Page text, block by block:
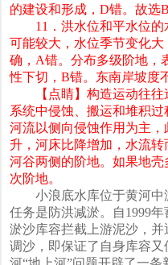
的建设和形成，D错。故选B
11．洪水位和平水位的
可能较大，水位季节变化
确，A错。分布多级阶地，
性下切，B错。东南岸坡度
【点睛】构造运动往往
系统中侵蚀、搬运和堆积过
河流以侧向侵蚀作用为主
升，河床比降增加，水流
河谷两侧的阶地。如果地
次阶地。
小浪底水库位于黄河中
任务是防洪减淤。自1999
淤沙库容拦截上游泥沙，
调沙，即保证了自身库容